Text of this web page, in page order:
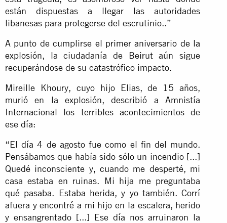
están dispuestas a llegar las autoridades
libanesas para protegerse del escrutinio..”
A punto de cumplirse el primer aniversario de la
explosión, la ciudadanía de Beirut aún sigue
recuperándose de su catastrófico impacto.
Mireille Khoury, cuyo hijo Elias, de 15 años,
murió en la explosión, describió a Amnistía
Internacional los terribles acontecimientos de
ese día:
“El día 4 de agosto fue como el fin del mundo.
Pensábamos que había sido sólo un incendio [...]
Quedé inconsciente y, cuando me desperté, mi
casa estaba en ruinas. Mi hija me preguntaba
qué pasaba. Estaba herida, y yo también. Corrí
afuera y encontré a mi hijo en la escalera, herido
y ensangrentado [...] Ese día nos arruinaron la